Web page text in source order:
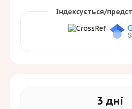
платформа орієнтована на
докторантів, аспірантів і
та функціонує відповідно до
Індексується/
3 дні